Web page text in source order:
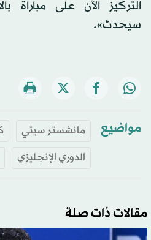
التركيز الآن على مباراة
سيحدث».
مواضيع مانشستر سيتي
الدوري الإنجليزي
مقالات ذات صلة